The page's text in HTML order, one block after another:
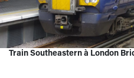
Train Southeastern à London